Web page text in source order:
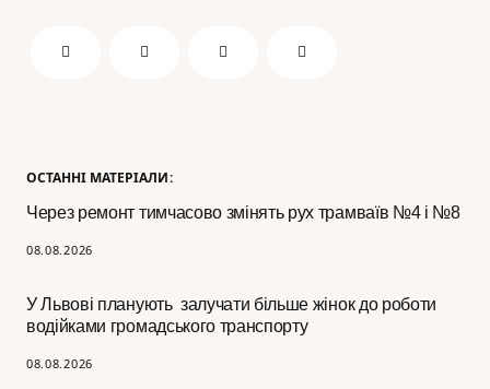
ОСТАННІ МАТЕРІАЛИ:
Через ремонт тимчасово змінять рух трамваїв №4 і №8
08.08.2026
У Львові планують залучати більше жінок до роботи
водійками громадського транспорту
08.08.2026